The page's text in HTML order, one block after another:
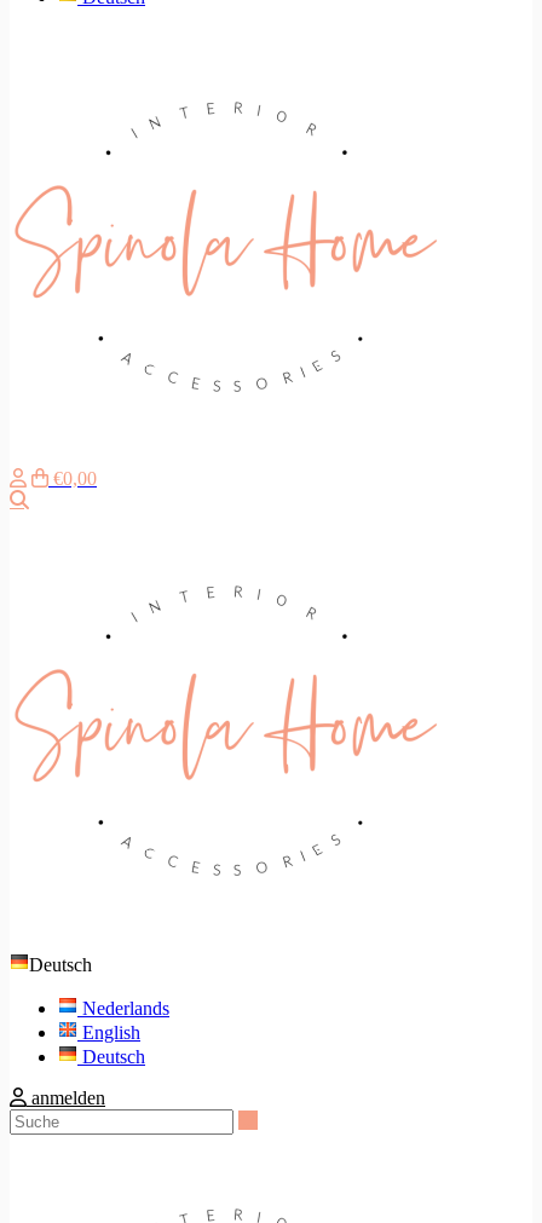
€0,00
Deutsch
Nederlands
English
Deutsch
anmelden